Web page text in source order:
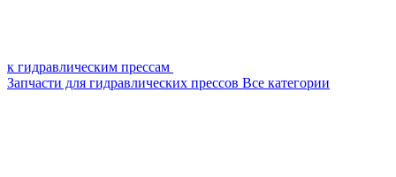
к гидравлическим прессам
Запчасти для гидравлических прессов Все категории